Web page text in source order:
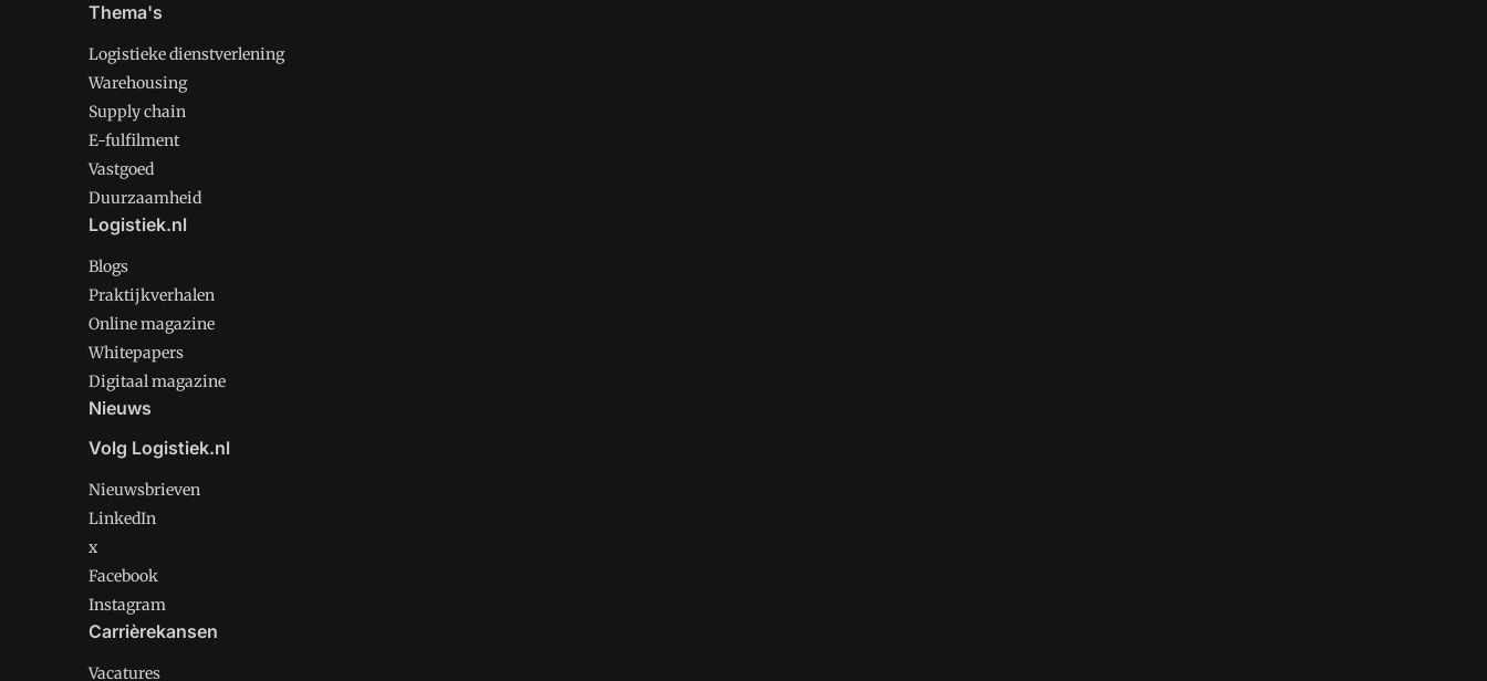
Thema's
Logistieke dienstverlening
Warehousing
Supply chain
E-fulfilment
Vastgoed
Duurzaamheid
Logistiek.nl
Blogs
Praktijkverhalen
Online magazine
Whitepapers
Digitaal magazine
Nieuws
Volg Logistiek.nl
Nieuwsbrieven
LinkedIn
x
Facebook
Instagram
Carrièrekansen
Vacatures